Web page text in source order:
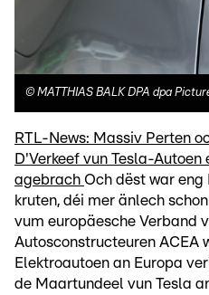
© MATTHIAS BALK DPA dpa
RTL-News: Massiv Perten
D'Verkeef vun Tesla-
agebrach Och dëst war eng
kruten, déi mer änlech
vum europäesche Verband
Autosconstructeuren ACEA
Elektroautoen an Europa
de Maartundeel vun Tesla an